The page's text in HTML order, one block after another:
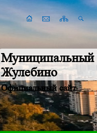
Муниципальный
Жулебино
Официальный сайт